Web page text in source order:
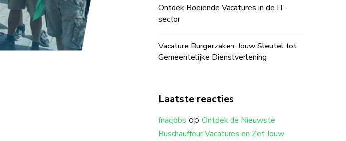
Ontdek Boeiende Vacatures in de IT-
sector
Vacature Burgerzaken: Jouw Sleutel tot
Gemeentelijke Dienstverlening
Laatste reacties
fnacjobs op Ontdek de Nieuwste
Buschauffeur Vacatures en Zet Jouw